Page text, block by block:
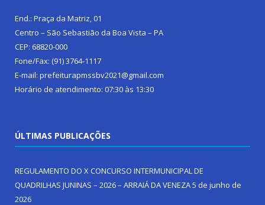
End.: Praça da Matriz, 01
Centro – São Sebastião da Boa Vista – PA
CEP: 68820-000
Fone/Fax: (91) 3764-1117
E-mail: prefeiturapmssbv2021@gmail.com
Horário de atendimento: 07:30 às 13:30
ÚLTIMAS PUBLICAÇÕES
REGULAMENTO DO X CONCURSO INTERMUNICIPAL DE
QUADRILHAS JUNINAS – 2026 – ARRAIÁ DA VENEZA5 de junho de
2026